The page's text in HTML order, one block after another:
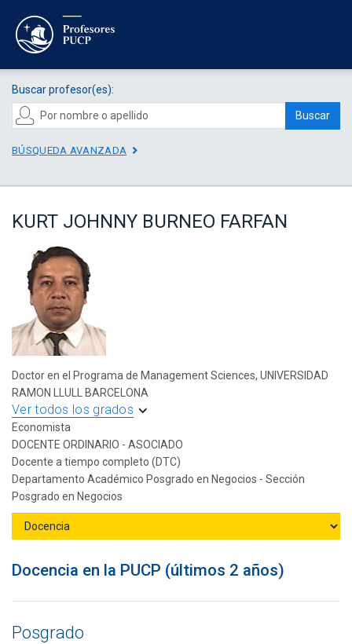
Buscar profesor(es):
Buscar
BÚSQUEDA AVANZADA
KURT JOHNNY BURNEO FARFAN
Doctor en el Programa de Management Sciences, UNIVERSIDAD
RAMON LLULL BARCELONA
Ver todos los grados
Economista
DOCENTE ORDINARIO - ASOCIADO
Docente a tiempo completo (DTC)
Departamento Académico Posgrado en Negocios - Sección
Posgrado en Negocios
Docencia en la PUCP (últimos 2 años)
Posgrado